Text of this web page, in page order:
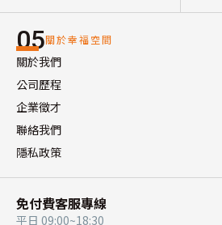
05關於幸福空間
關於我們
公司歷程
企業徵才
聯絡我們
隱私政策
免付費客服專線
平日 09:00~18:30